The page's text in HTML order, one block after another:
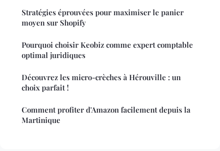
Stratégies éprouvées pour maximiser le panier
moyen sur Shopify
Pourquoi choisir Keobiz comme expert comptable
optimal juridiques
Découvrez les micro-crèches à Hérouville : un
choix parfait !
Comment profiter d'Amazon facilement depuis la
Martinique